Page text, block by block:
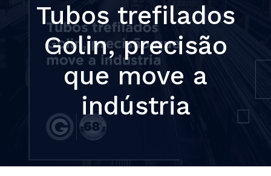
Tubos trefilados
Golin, precisão
que move a
indústria